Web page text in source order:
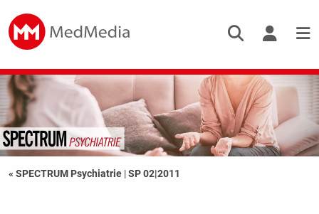
« SPECTRUM Psychiatrie |SP 02|2011